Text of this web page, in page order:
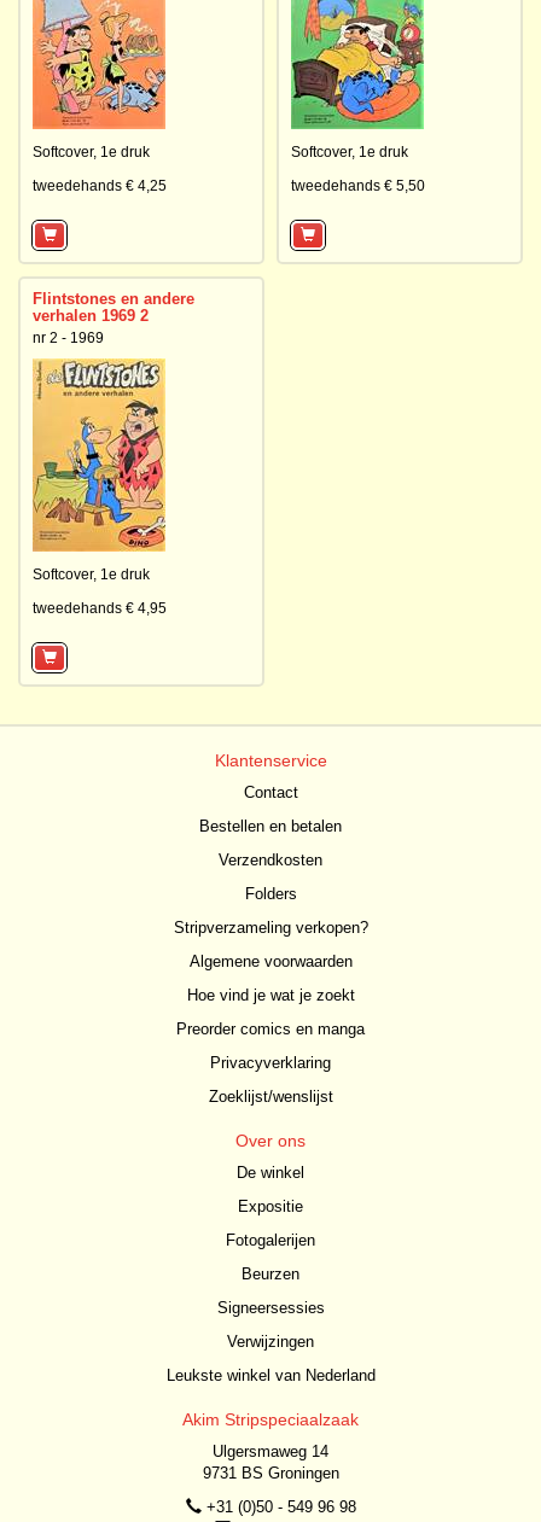
Softcover, 1e druk
tweedehands € 4,25
Softcover, 1e druk
tweedehands € 5,50
Flintstones en andere
verhalen 1969 2
nr 2 - 1969
Softcover, 1e druk
tweedehands € 4,95
Klantenservice
Contact
Bestellen en betalen
Verzendkosten
Folders
Stripverzameling verkopen?
Algemene voorwaarden
Hoe vind je wat je zoekt
Preorder comics en manga
Privacyverklaring
Zoeklijst/wenslijst
Over ons
De winkel
Expositie
Fotogalerijen
Beurzen
Signeersessies
Verwijzingen
Leukste winkel van Nederland
Akim Stripspeciaalzaak
Ulgersmaweg 14
9731 BS Groningen
+31 (0)50 - 549 96 98